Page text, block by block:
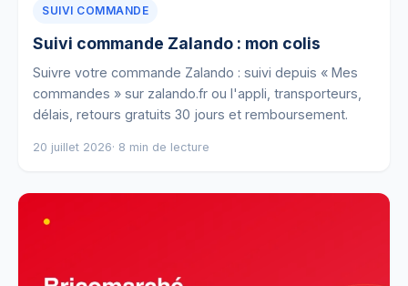
SUIVI COMMANDE
Suivi commande Zalando : mon colis
Suivre votre commande Zalando : suivi depuis « Mes
commandes » sur zalando.fr ou l'appli, transporteurs,
délais, retours gratuits 30 jours et remboursement.
20 juillet 2026· 8 min de lecture